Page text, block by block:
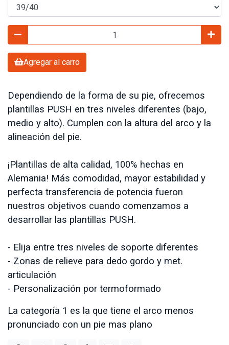
Agregar al carro
Dependiendo de la forma de su pie, ofrecemos
plantillas PUSH en tres niveles diferentes (bajo,
medio y alto). Cumplen con la altura del arco y la
alineación del pie.
¡Plantillas de alta calidad, 100% hechas en
Alemania! Más comodidad, mayor estabilidad y
perfecta transferencia de potencia fueron
nuestros objetivos cuando comenzamos a
desarrollar las plantillas PUSH.
- Elija entre tres niveles de soporte diferentes
- Zonas de relieve para dedo gordo y met.
articulación
- Personalización por termoformado
La categoría 1 es la que tiene el arco menos
pronunciado con un pie mas plano